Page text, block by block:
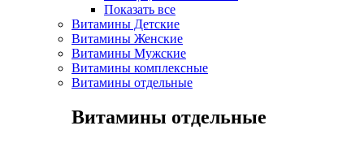
Показать все
Витамины Детские
Витамины Женские
Витамины Мужские
Витамины комплексные
Витамины отдельные
Витамины отдельные